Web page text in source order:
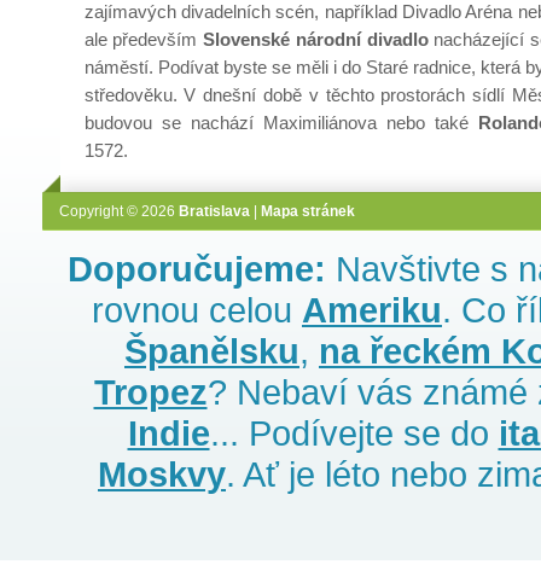
zajímavých divadelních scén, například Divadlo Aréna
ale především Slovenské národní divadlonacházející
náměstí. Podívat byste se měli i do Staré radnice, která
středověku. V dnešní době v těchto prostorách sídlí
budovou se nachází Maximiliánova nebo také
1572.
Copyright © 2026 Bratislava| Mapa stránek
Doporučujeme: Navštivte s
rovnou celou Ameriku. Co
Španělsku, na řeckém
Tropez? Nebaví vás
Indie... Podívejte se do
Moskvy. Ať je léto nebo